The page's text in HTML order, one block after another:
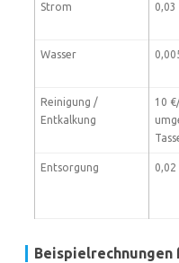
Strom 0,03
Wasser
Reinigung /
Entkalkung
10
Entsorgung 0,02